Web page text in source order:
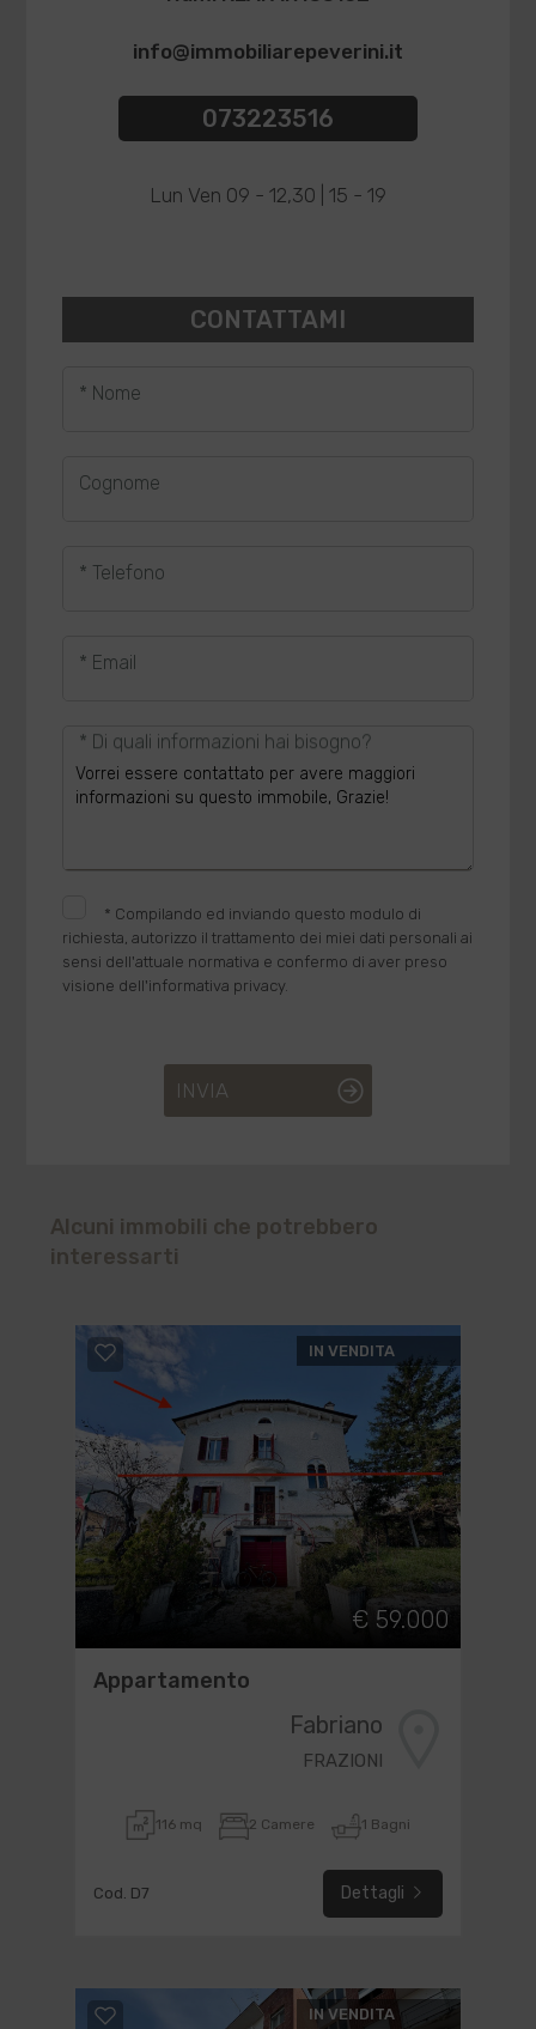
info@immobiliarepeverini.it
073223516
Lun Ven 09 - 12,30 | 15 - 19
CONTATTAMI
* Nome
Cognome
* Telefono
* Email
* Di quali informazioni hai bisogno?
* Compilando ed inviando questo modulo di
richiesta, autorizzo il trattamento dei miei dati personali ai
sensi dell'attuale normativa e confermo di aver preso
visione dell'informativa privacy.
INVIA
Alcuni immobili che potrebbero
interessarti
IN VENDITA
€ 59.000
Appartamento
Fabriano
FRAZIONI
116 mq 2 Camere 1 Bagni
Cod. D7 Dettagli
IN VENDITA